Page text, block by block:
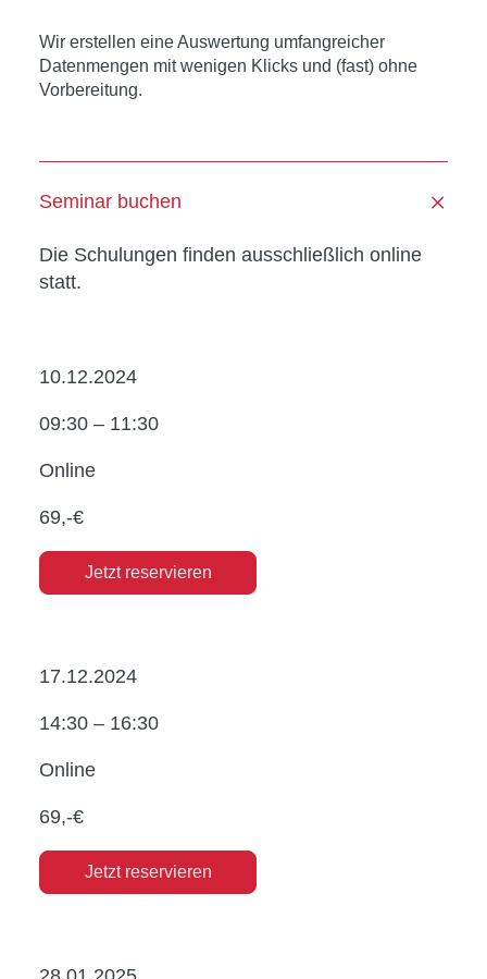
Wir erstellen eine Auswertung umfangreicher
Datenmengen mit wenigen Klicks und (fast) ohne
Vorbereitung.
Seminar buchen
Die Schulungen finden ausschließlich online
statt.
10.12.2024
09:30 – 11:30
Online
69,-€
Jetzt reservieren
17.12.2024
14:30 – 16:30
Online
69,-€
Jetzt reservieren